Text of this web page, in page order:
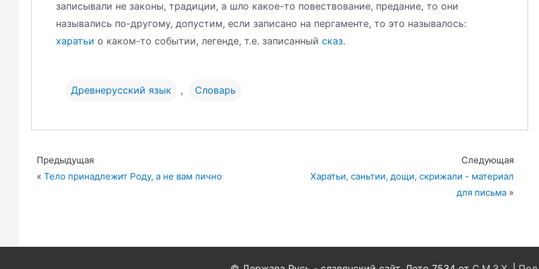
записывали не законы, традиции, а шло какое-то повествование, предание, то они
назывались по-другому, допустим, если записано на пергаменте, то это называлось:
харатьи о каком-то событии, легенде, т.е. записанный сказ.
Древнерусский язык , Словарь
Предыдущая
« Тело принадлежит Роду, а не вам лично
Следующая
Харатьи, саньтии, дощи, скрижали - материал
для письма»